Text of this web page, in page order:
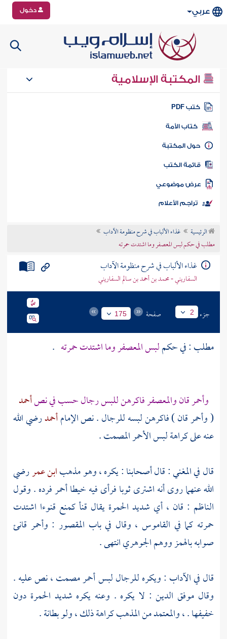
عربي دخول
المكتبة الإسلامية
كتب PDF
كتاب الأمة
المكتبة
الكتب
موضوعي
تراجم الأعلام
الرئيسية
غذاء الألباب في شرح منظومة الآداب
مطلب في حكم لبس المعصفر وما اشتدت حمرته
غذاء الألباب في شرح منظومة الآداب
السفاريني - محمد بن أحمد بن سالم السفاريني
جزء 2 صفحة 175
مطلب : في حكملبس المعصفر وما اشتدت حمرته .
وأحمر قان والمعصفر فاكرهن للبس رجال حسب في نصأحمد
( وأحمر قان ) فاكرهن لبسه للرجال . نص الإمامأحمدرضي الله
عنه على كراهة لبس الأحمر المصمت .
قال في المغني : قال أصحابنا : يكره ، وهو مذهبابن عمررضي
الله عنهما روى أنه اشترى ثوبا فرأى فيه خيطا أحمر فرده . وقول
الناظم : قان ، أي شديد الحمرة يقال قنأ كمنع قنوءا اشتدت
حمرته كما في القاموس ، وقال في باب المقصور : وأحمر قانئ
صوابه بالهمز ووهمالجوهريانتهى .
قال في الآداب : ويكره للرجال لبس أحمر مصمت ، نص عليه .
وقال موفق الدين : لا يكره . وعنه يكره شديد الحمرة دون
خفيفها . ، والمعتمد من المذهب كراهة ذلك ، ولو بطانة .